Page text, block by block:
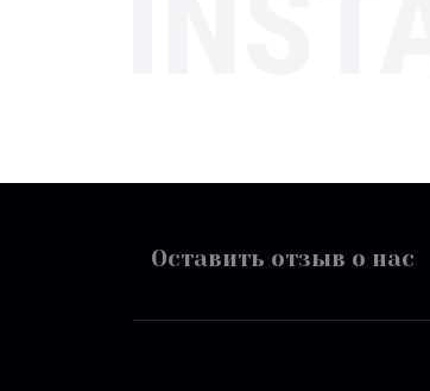
Оставить отзыв о нас